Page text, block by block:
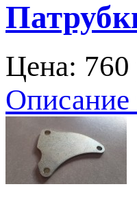
Цена: 760
Описание